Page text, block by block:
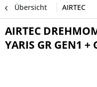
Übersicht AIRTEC
AIRTEC
YARIS GR GEN1 +